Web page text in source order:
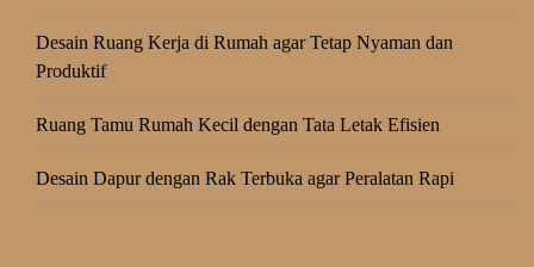
Desain Ruang Kerja di Rumah agar Tetap Nyaman dan
Produktif
Ruang Tamu Rumah Kecil dengan Tata Letak Efisien
Desain Dapur dengan Rak Terbuka agar Peralatan Rapi